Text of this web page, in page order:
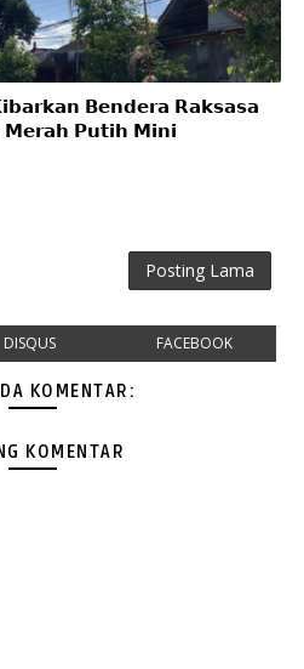
𝗕𝗲𝗻𝗱𝗲𝗿𝗮 𝗥𝗮𝗸𝘀𝗮𝘀𝗮
𝗣𝘂𝘁𝗶𝗵 𝗠𝗶𝗻𝗶
Posting Lama
DISQUS FACEBOOK
KOMENTAR:
KOMENTAR